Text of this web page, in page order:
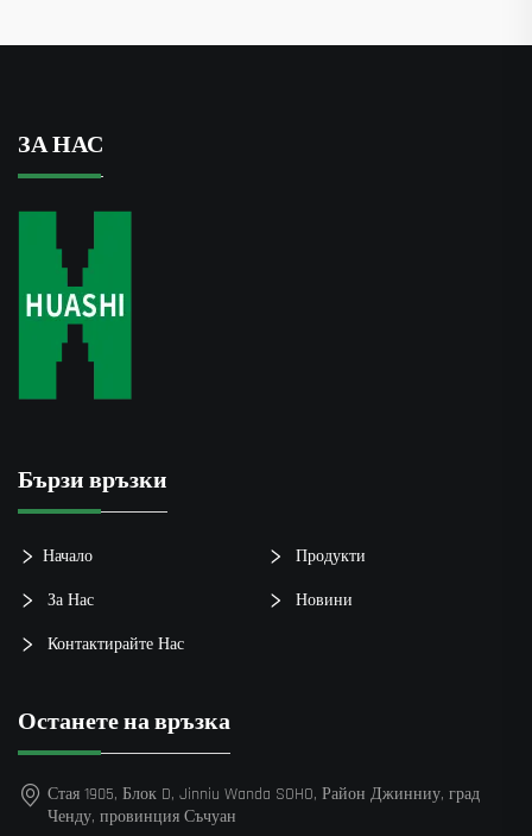
ЗА НАС
Бързи връзки
Начало Продукти
За Нас Новини
Контактирайте Нас
Останете на връзка
Стая 1905, Блок D, Jinniu Wanda SOHO, Район Джинниу, град
Ченду, провинция Съчуан